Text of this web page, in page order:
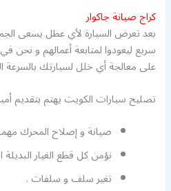
كراج صيانة جاكوار
بعد تعرض السيارة لأي عطل يسعى
سريع ليعودوا لمتابعة أعمالهم و
على معالجة أي خلل لسيارتك
تصليح سيارات الكويت يهتم بتقديم
صيانة و إصلاح المحرك
نؤمن كل قطع الغيار
تغير سلف و سلفات .